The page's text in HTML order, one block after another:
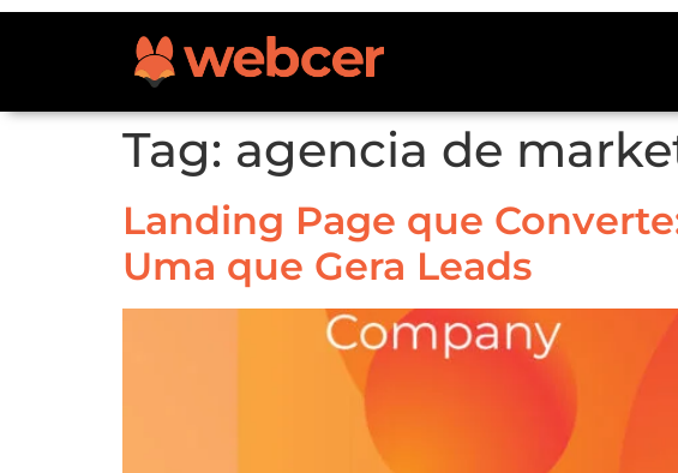
Tag: agencia de
Landing Page que
Uma que Gera Leads